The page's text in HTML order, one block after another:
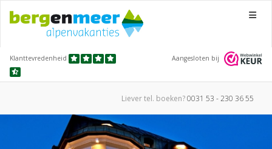
Menu
Klanttevredenheid Aangesloten bij
Liever tel. boeken?0031 53 - 230 36 55